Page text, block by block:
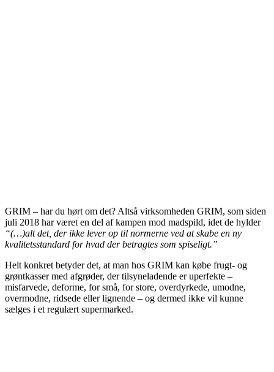
GRIM – har du hørt om det? Altså virksomheden GRIM, som siden
juli 2018 har været en del af kampen mod madspild, idet de hylder
“(…)alt det, der ikke lever op til normerne ved at skabe en ny
kvalitetsstandard for hvad der betragtes som spiseligt.”
Helt konkret betyder det, at man hos GRIM kan købe frugt- og
grøntkasser med afgrøder, der tilsyneladende er uperfekte –
misfarvede, deforme, for små, for store, overdyrkede, umodne,
overmodne, ridsede eller lignende – og dermed ikke vil kunne
sælges i et regulært supermarked.